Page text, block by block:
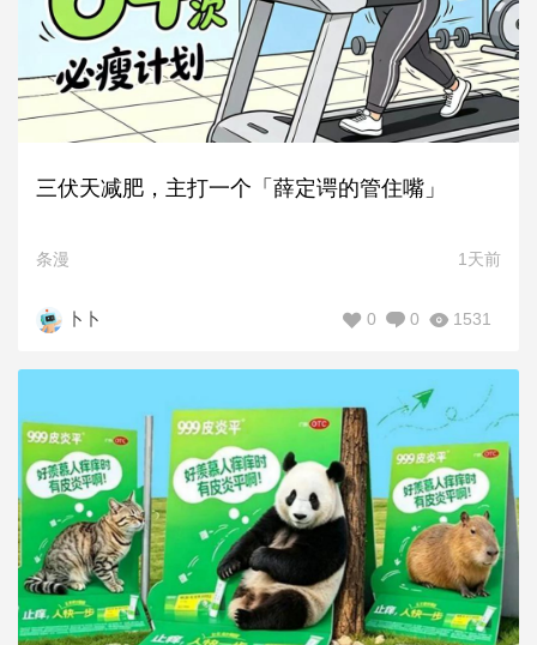
三伏天减肥，主打一个「薛定谔的管住嘴」
条漫 1天前
卜卜 1531
0
0